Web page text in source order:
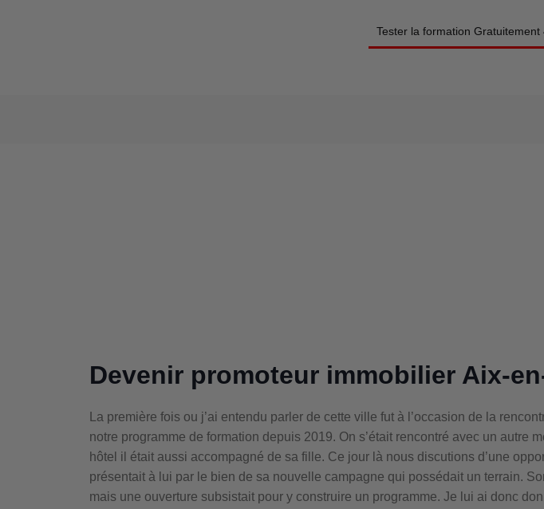
Tester la formation Gratuitement
Devenir promoteur immobilier Aix-
La première fois ou j’ai entendu parler de cette ville fut à l’occasion de la
notre programme de formation depuis 2019. On s’était rencontré avec un autre
hôtel il était aussi accompagné de sa fille. Ce jour là nous discutions d’une
présentait à lui par le bien de sa nouvelle campagne qui possédait un terrain.
mais une ouverture subsistait pour y construire un programme. Je lui ai donc